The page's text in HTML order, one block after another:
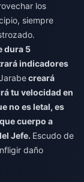
los
siempre
dura 5
indicadores
creará
tu velocidad en
no es letal, es
cuerpo a
Jefe. Escudo de
daño